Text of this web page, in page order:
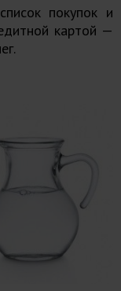
покупок и
картой —